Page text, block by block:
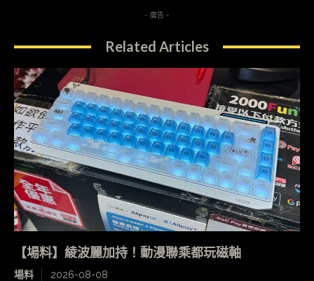
- 廣告 -
Related Articles
【場料】綾波麗加持！動漫聯乘都玩磁軸
場料 2026-08-08